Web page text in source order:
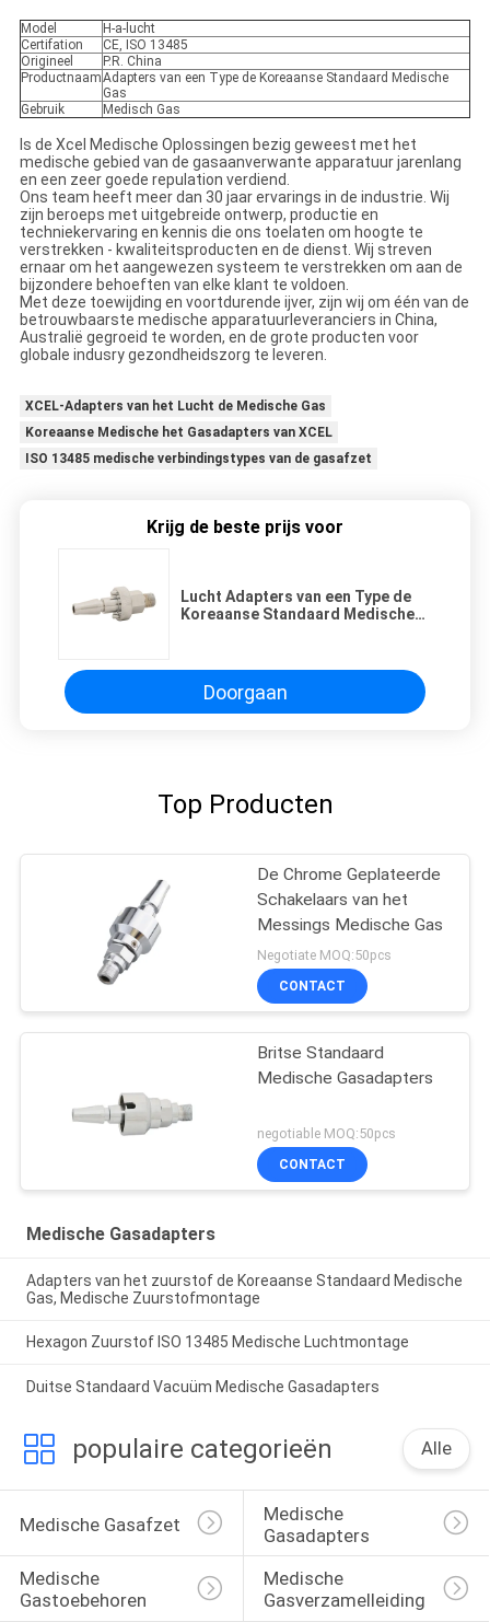
Model
H-a-lucht
Certifation
CE, ISO 13485
Origineel
P.R. China
ProductnaamAdapters van een Type de Koreaanse Standaard Medische
Gas
Gebruik
Medisch Gas
Is de Xcel Medische Oplossingen bezig geweest met het
medische gebied van de gasaanverwante apparatuur jarenlang
en een zeer goede repulation verdiend.
Ons team heeft meer dan 30 jaar ervarings in de industrie. Wij
zijn beroeps met uitgebreide ontwerp, productie en
techniekervaring en kennis die ons toelaten om hoogte te
verstrekken - kwaliteitsproducten en de dienst. Wij streven
ernaar om het aangewezen systeem te verstrekken om aan de
bijzondere behoeften van elke klant te voldoen.
Met deze toewijding en voortdurende ijver, zijn wij om één van de
betrouwbaarste medische apparatuurleveranciers in China,
Australië gegroeid te worden, en de grote producten voor
globale indusry gezondheidszorg te leveren.
XCEL-Adapters van het Lucht de Medische Gas
Koreaanse Medische het Gasadapters van XCEL
ISO 13485 medische verbindingstypes van de gasafzet
Krijg de beste prijs voor
Lucht Adapters van een Type de
Koreaanse Standaard Medische
Doorgaan
Top Producten
De Chrome Geplateerde
Schakelaars van het
Messings Medische Gas
Negotiate MOQ:50pcs
CONTACT
Britse Standaard
Medische Gasadapters
negotiable MOQ:50pcs
CONTACT
Medische Gasadapters
Adapters van het zuurstof de Koreaanse Standaard Medische
Gas, Medische Zuurstofmontage
Hexagon Zuurstof ISO 13485 Medische Luchtmontage
Duitse Standaard Vacuüm Medische Gasadapters
populaire categorieën Alle
Medische Gasafzet
Medische
Gasadapters
Medische
Gastoebehoren
Medische
Gasverzamelleiding